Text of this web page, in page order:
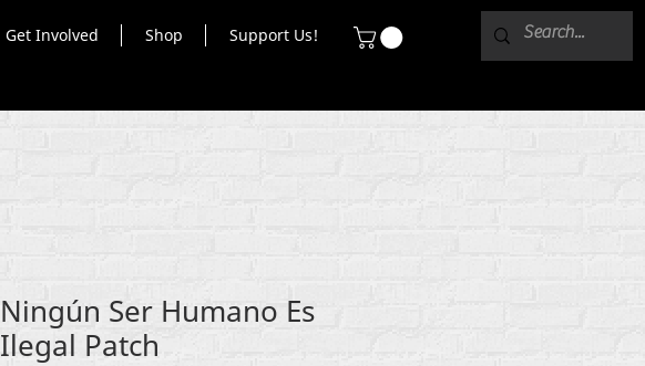
Get Involved Shop Support Us!
Ningún Ser Humano Es
Ilegal Patch